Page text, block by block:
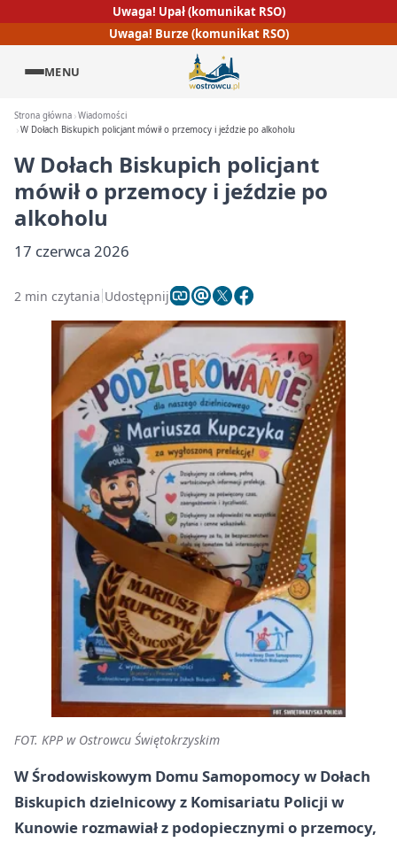
Uwaga! Upał (komunikat RSO)
Uwaga! Burze (komunikat RSO)
MENU
Strona główna Wiadomości
W Dołach Biskupich policjant mówił o przemocy i jeździe po alkoholu
W Dołach Biskupich policjant
mówił o przemocy i jeździe po
alkoholu
17 czerwca 2026
2 min czytania Udostępnij
FOT. KPP w Ostrowcu Świętokrzyskim
W Środowiskowym Domu Samopomocy w Dołach
Biskupich dzielnicowy z Komisariatu Policji w
Kunowie rozmawiał z podopiecznymi o przemocy,